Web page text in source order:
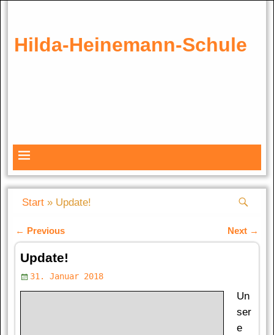
Hilda-Heinemann-Schule
Start » Update!
Artikelnavigation
← Previous Next →
Update!
31. Januar 2018
Un
ser
e